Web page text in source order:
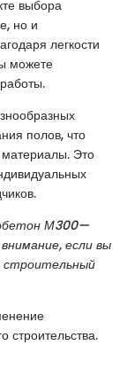
выбора
но и
легкости
можете
полов, что
материалы. Это
М300—
если вы
строительный
строительства.